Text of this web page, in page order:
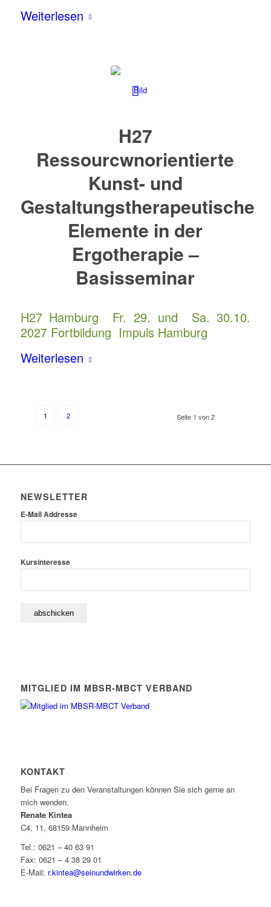
Weiterlesen
H27
Ressourcwnorientierte
Kunst- und
Gestaltungstherapeutische
Elemente in der
Ergotherapie –
Basisseminar
H27 Hamburg Fr. 29. und Sa. 30.10.
2027 Fortbildung Impuls Hamburg
Weiterlesen
Seite 1 von 2
1 2
NEWSLETTER
E-Mail Addresse
Kursinteresse
MITGLIED IM MBSR-MBCT VERBAND
KONTAKT
Bei Fragen zu den Veranstaltungen können Sie sich gerne an
mich wenden.
Renate Kintea
C4, 11, 68159 Mannheim
Tel.: 0621 – 40 63 91
Fax: 0621 – 4 38 29 01
E-Mail: r.kintea@seinundwirken.de